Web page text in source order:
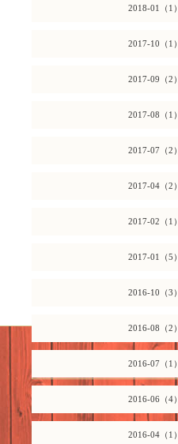
2018-01（1）
2017-10（1）
2017-09（2）
2017-08（1）
2017-07（2）
2017-04（2）
2017-02（1）
2017-01（5）
2016-10（3）
2016-08（2）
2016-07（1）
2016-06（4）
2016-04（1）
2026.08.09 Sunday